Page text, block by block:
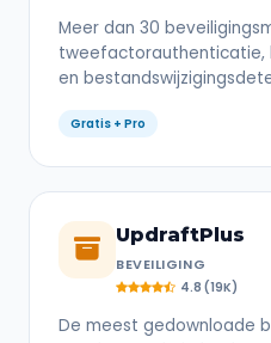
Meer dan 30
tweefactorauthenticatie,
en
Gratis + Pro
UpdraftPlus
BEVEILIGING
4.8 (19K)
De meest gedownloade